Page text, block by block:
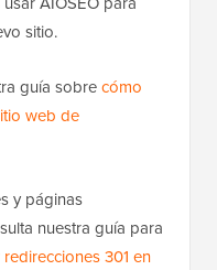
sitio.
guía sobrecómo
web de
y páginas
nuestra guía para
301 en